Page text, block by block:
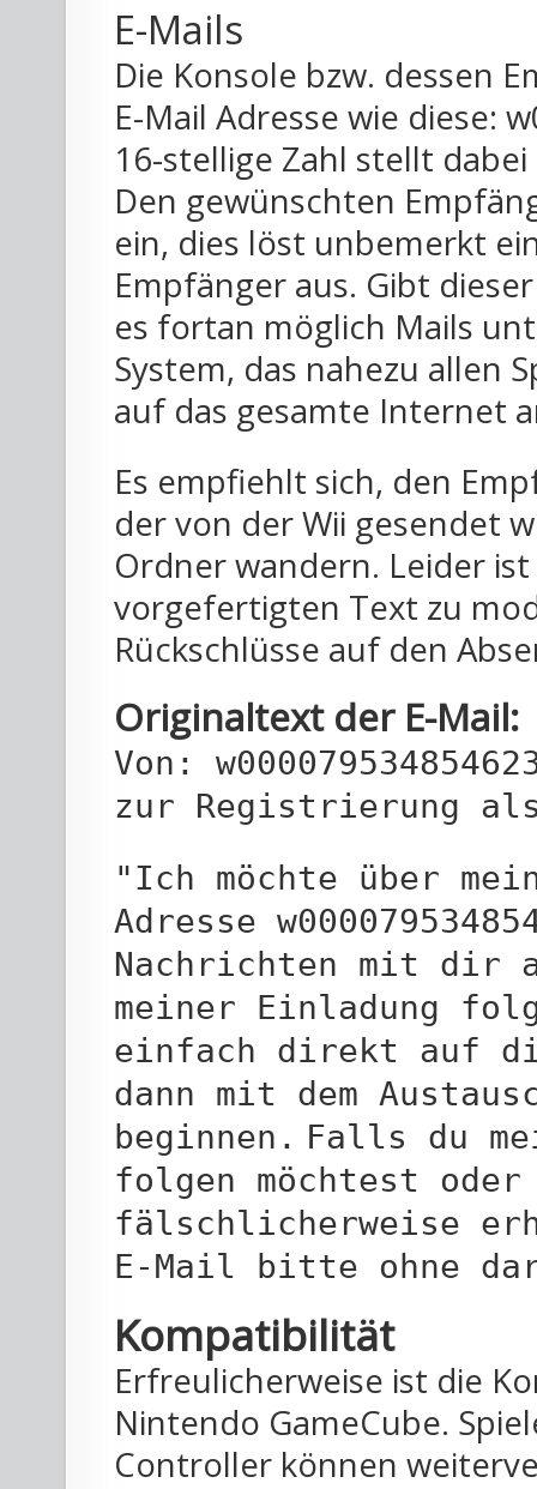
E-Mails
Die Konsole bzw. dessen
E-Mail Adresse wie diese:
16-stellige Zahl stellt
Den gewünschten
ein, dies löst unbemerkt
Empfänger aus. Gibt
es fortan möglich Mails
System, das nahezu allen
auf das gesamte Internet
Es empfiehlt sich, den
der von der Wii gesendet
Ordner wandern. Leider
vorgefertigten Text zu
Rückschlüsse auf den
Originaltext der E-Mail:
Von:
zur Registrierung
"Ich möchte über
Adresse
Nachrichten mit dir
meiner Einladung
einfach direkt auf
dann mit dem
beginnen. Falls du
folgen möchtest
fälschlicherweise
E-Mail bitte ohne
Kompatibilität
Erfreulicherweise ist die
Nintendo GameCube.
Controller können